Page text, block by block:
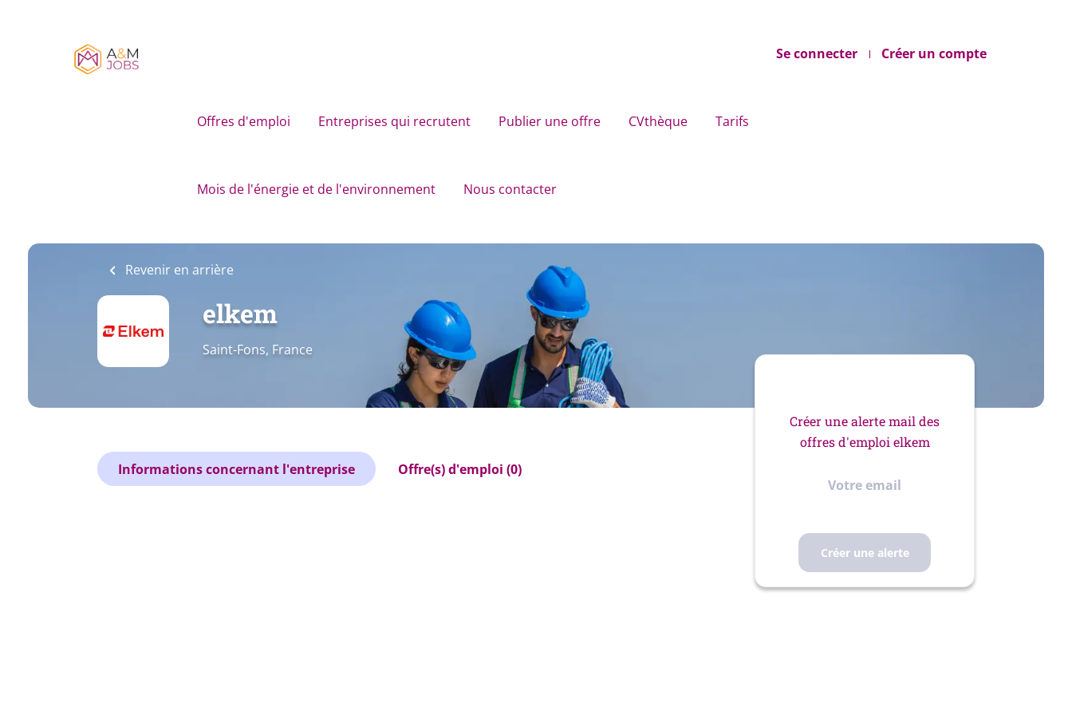
Se connecter Créer un compte
Offres d'emploi Entreprises qui recrutent Publier une offre CVthèque Tarifs
Mois de l'énergie et de l'environnement Nous contacter
Revenir en arrière
elkem
Saint-Fons, France
Informations concernant l'entreprise Offre(s) d'emploi (0)
Créer une alerte mail des
offres d'emploi elkem